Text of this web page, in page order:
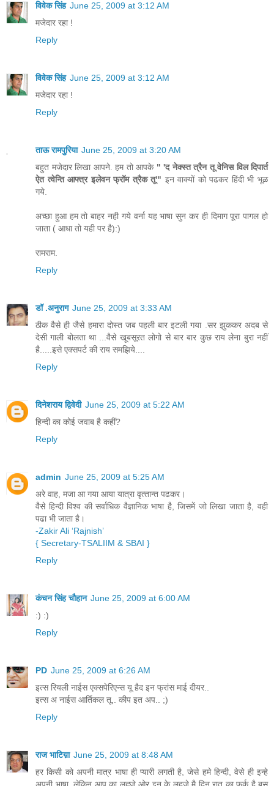
विवेक सिंह June 25, 2009 at 3:12 AM
मजेदार रहा !
Reply
विवेक सिंह June 25, 2009 at 3:12 AM
मजेदार रहा !
Reply
ताऊ रामपुरिया June 25, 2009 at 3:20 AM
बहुत मजेदार लिखा आपने. हम तो आपके " 'द नेक्स्त त्रैन तू वेनिस विल दिपार्त
ऐत त्वेन्ति आफ्त्र इलेवन फ्रॉम त्रैक तू'" इन वाक्यों को पढकर हिंदी भी भूळ
गये.
अच्छा हुआ हम तो बाहर नही गये वर्ना यह भाषा सुन कर ही दिमाग पूरा पागल हो
जाता ( आधा तो यही पर है):)
रामराम.
Reply
डॉ .अनुराग June 25, 2009 at 3:33 AM
ठीक वैसे ही जैसे हमारा दोस्त जब पहली बार इटली गया .सर झुककर अदब से
देसी गाली बोलता था ...वैसे खूबसूरत लोगो से बार बार कुछ राय लेना बुरा नहीं
है.....इसे एक्सपर्ट की राय समझिये....
Reply
दिनेशराय द्विवेदी June 25, 2009 at 5:22 AM
हिन्दी का कोई जवाब है कहीं?
Reply
admin June 25, 2009 at 5:25 AM
अरे वाह, मजा आ गया आया यात्रा वृत्‍तान्‍त पढकर।
वैसे हिन्‍दी विश्‍व की सर्वाधिक वैज्ञानिक भाषा है, जिसमें जो लिखा जाता है, वही
पढा भी जाता है।
-Zakir Ali ‘Rajnish’
{ Secretary-TSALIIM & SBAI }
Reply
कंचन सिंह चौहान June 25, 2009 at 6:00 AM
:) :)
Reply
PD June 25, 2009 at 6:26 AM
इत्स रियली नाईस एक्सपेरिएन्स यू हैद इन फ्रांस माई दीयर..
इत्स अ नाईस आर्तिकल तू.. कीप इत अप.. ;)
Reply
राज भाटिय़ा June 25, 2009 at 8:48 AM
हर किसी को अपनी मात्र भाषा ही प्यारी लगती है, जेसे हमे हिन्दी, वेसे ही इन्हे
अपनी भाषा, लेकिन आप का लह्जे ओर इन के लहजे मै दिन रात का फ़र्क है,बस